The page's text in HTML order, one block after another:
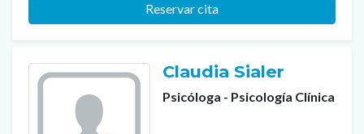
Reservar cita
Claudia Sialer
Psicóloga - Psicología Clínica